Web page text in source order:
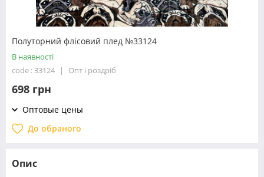
Полуторний флісовий плед №33124
В наявності
code : 33124
Опт і роздріб
698 грн
Оптовые цены
До обраного
Опис